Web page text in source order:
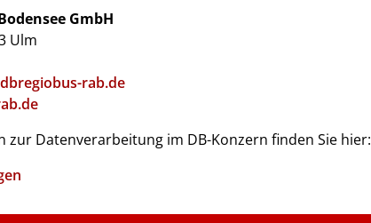
GmbH
Ulm
rab.de
zur Datenverarbeitung im DB-Konzern finden Sie hier: